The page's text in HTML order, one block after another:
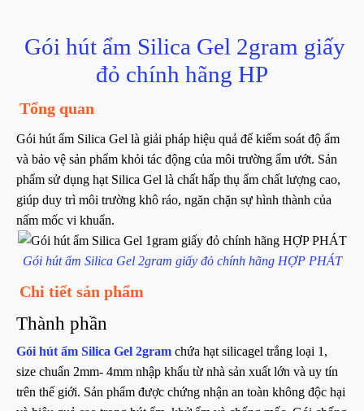
Gói hút ẩm Silica Gel 2gram giấy
đỏ chính hãng HP
Tổng quan
Gói hút ẩm Silica Gel là giải pháp hiệu quả để kiểm soát độ ẩm
và bảo vệ sản phẩm khỏi tác động của môi trường ẩm ướt. Sản
phẩm sử dụng hạt Silica Gel là chất hấp thụ ẩm chất lượng cao,
giúp duy trì môi trường khô ráo, ngăn chặn sự hình thành của
nấm mốc vi khuẩn.
Gói hút ẩm Silica Gel 2gram giấy đỏ chính hãng HỢP PHÁT
Chi tiết sản phẩm
Thành phần
Gói hút ẩm Silica Gel 2gram chứa hạt silicagel trắng loại 1,
size chuẩn 2mm- 4mm nhập khẩu từ nhà sản xuất lớn và uy tín
trên thế giới. Sản phẩm được chứng nhận an toàn không độc hại